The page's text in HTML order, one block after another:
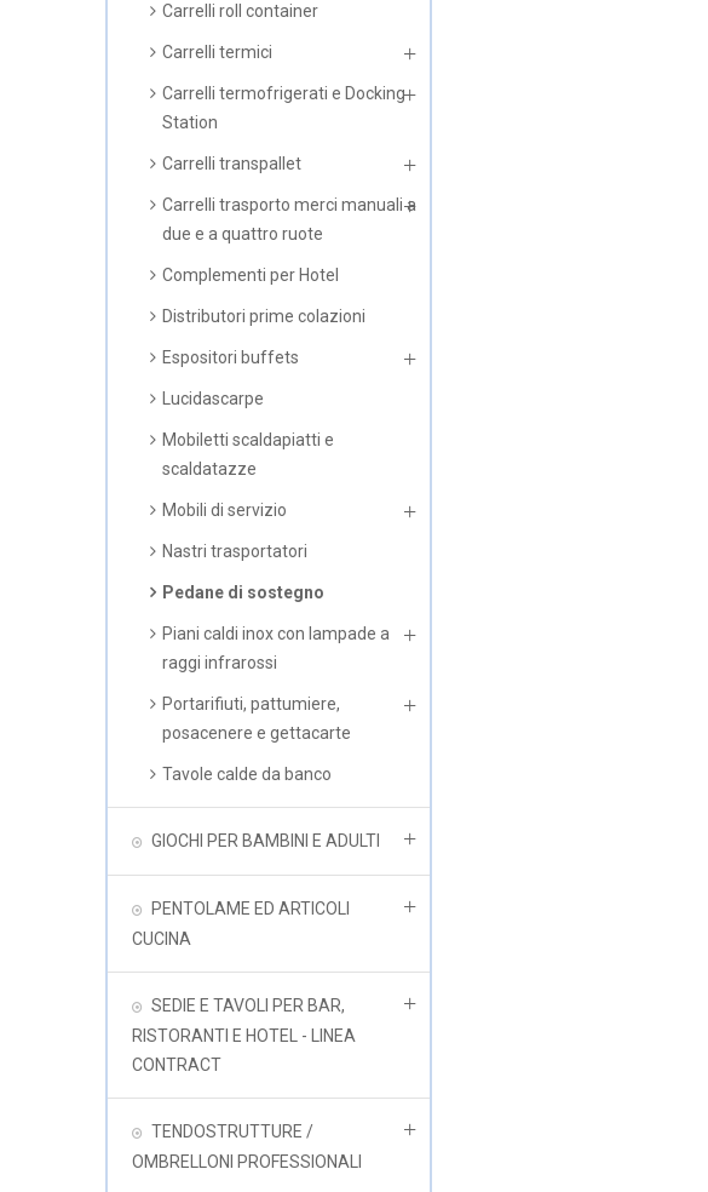
Carrelli roll container
Carrelli termici
Carrelli termofrigerati e Docking
Station
Carrelli transpallet
Carrelli trasporto merci manuali a
due e a quattro ruote
Complementi per Hotel
Distributori prime colazioni
Espositori buffets
Lucidascarpe
Mobiletti scaldapiatti e
scaldatazze
Mobili di servizio
Nastri trasportatori
Pedane di sostegno
Piani caldi inox con lampade a
raggi infrarossi
Portarifiuti, pattumiere,
posacenere e gettacarte
Tavole calde da banco
GIOCHI PER BAMBINI E ADULTI
PENTOLAME ED ARTICOLI
CUCINA
SEDIE E TAVOLI PER BAR,
RISTORANTI E HOTEL - LINEA
CONTRACT
TENDOSTRUTTURE /
OMBRELLONI PROFESSIONALI